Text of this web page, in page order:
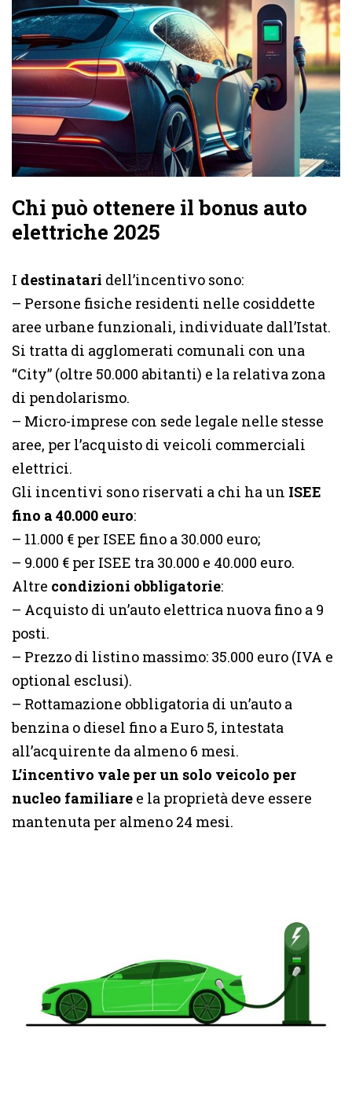
Chi può ottenere il bonus auto
elettriche 2025
I destinatari dell’incentivo sono:
– Persone fisiche residenti nelle cosiddette
aree urbane funzionali, individuate dall’Istat.
Si tratta di agglomerati comunali con una
“City” (oltre 50.000 abitanti) e la relativa zona
di pendolarismo.
– Micro-imprese con sede legale nelle stesse
aree, per l’acquisto di veicoli commerciali
elettrici.
Gli incentivi sono riservati a chi ha un ISEE
fino a 40.000 euro:
– 11.000 € per ISEE fino a 30.000 euro;
– 9.000 € per ISEE tra 30.000 e 40.000 euro.
Altre condizioni obbligatorie:
– Acquisto di un’auto elettrica nuova fino a 9
posti.
– Prezzo di listino massimo: 35.000 euro (IVA e
optional esclusi).
– Rottamazione obbligatoria di un’auto a
benzina o diesel fino a Euro 5, intestata
all’acquirente da almeno 6 mesi.
L’incentivo vale per un solo veicolo per
nucleo familiare e la proprietà deve essere
mantenuta per almeno 24 mesi.